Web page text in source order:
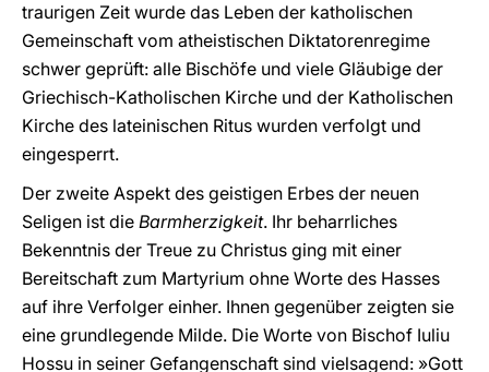
traurigen Zeit wurde das Leben der katholischen
Gemeinschaft vom atheistischen Diktatorenregime
schwer geprüft: alle Bischöfe und viele Gläubige der
Griechisch-Katholischen Kirche und der Katholischen
Kirche des lateinischen Ritus wurden verfolgt und
eingesperrt.
Der zweite Aspekt des geistigen Erbes der neuen
Seligen ist die Barmherzigkeit. Ihr beharrliches
Bekenntnis der Treue zu Christus ging mit einer
Bereitschaft zum Martyrium ohne Worte des Hasses
auf ihre Verfolger einher. Ihnen gegenüber zeigten sie
eine grundlegende Milde. Die Worte von Bischof Iuliu
Hossu in seiner Gefangenschaft sind vielsagend: »Gott